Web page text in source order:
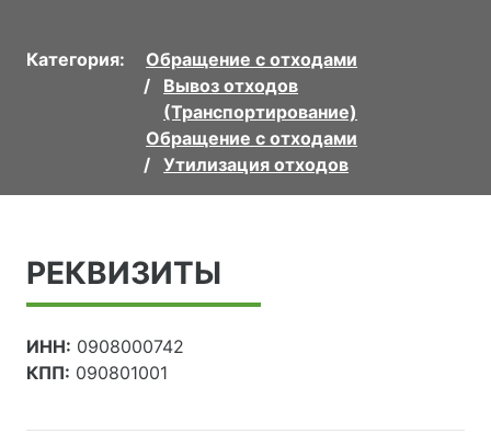
Категория:
Обращение с отходами
Вывоз отходов
(Транспортирование)
Обращение с отходами
Утилизация отходов
РЕКВИЗИТЫ
ИНН: 0908000742
КПП: 090801001